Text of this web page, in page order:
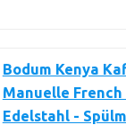
Bodum Kenya
Manuelle
Edelstahl -